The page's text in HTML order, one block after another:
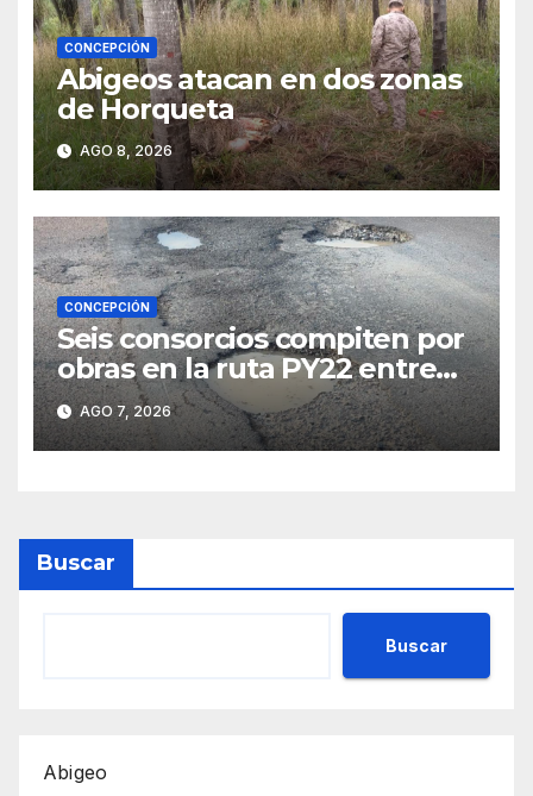
CONCEPCIÓN
Abigeos atacan en dos zonas
de Horqueta
AGO 8, 2026
CONCEPCIÓN
Seis consorcios compiten por
obras en la ruta PY22 entre
Concepción y Vallemí
AGO 7, 2026
Buscar
Buscar
Abigeo